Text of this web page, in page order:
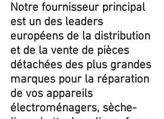
Notre fournisseur principal
est un des leaders
européens de la distribution
et de la vente de pièces
détachées des plus grandes
marques pour la réparation
de vos appareils
électroménagers, sèche-